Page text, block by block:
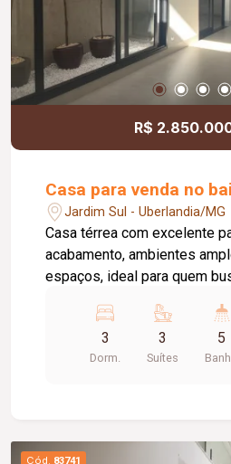
R$
Casa para venda no
Jardim Sul - Uberlandia/MG
Casa térrea com excelente
acabamento, ambientes
espaços, ideal para quem
completas com armários
condicionado; 01 suíte
salas amplas integradas;
SPA aquecido; Solarium;
3
Dorm.
3
Suítes
5
Cód. 83741